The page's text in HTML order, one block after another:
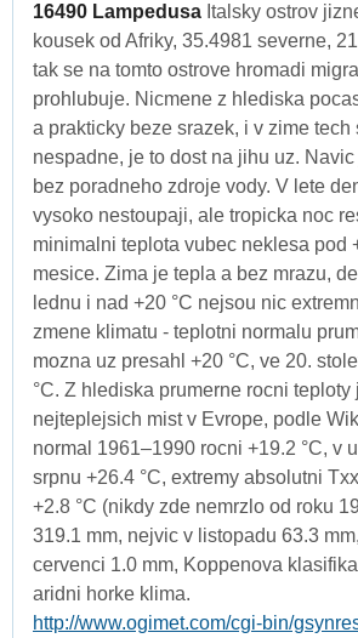
16490 Lampedusa Italsky ostrov
kousek od Afriky, 35.4981 severne,
tak se na tomto ostrove hromadi
prohlubuje. Nicmene z hlediska
a prakticky beze srazek, i v zime tech
nespadne, je to dost na jihu uz.
bez poradneho zdroje vody. V lete
vysoko nestoupaji, ale tropicka noc
minimalni teplota vubec neklesa pod
mesice. Zima je tepla a bez mrazu,
lednu i nad +20 °C nejsou nic
zmene klimatu - teplotni normalu
mozna uz presahl +20 °C, ve 20.
°C. Z hlediska prumerne rocni teploty
nejteplejsich mist v Evrope, podle
normal 1961–1990 rocni +19.2 °C, v
srpnu +26.4 °C, extremy absolutni
+2.8 °C (nikdy zde nemrzlo od roku
319.1 mm, nejvic v listopadu 63.3
cervenci 1.0 mm, Koppenova
aridni horke klima.
http://www.ogimet.com/cgi-bin/